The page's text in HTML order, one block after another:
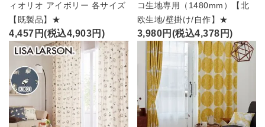
ィオリオ アイボリー 各サイズ
【既製品】★
4,457円(税込4,903円)
コ生地専用（1480mm）【北
欧生地/壁掛け/自作】★
3,980円(税込4,378円)